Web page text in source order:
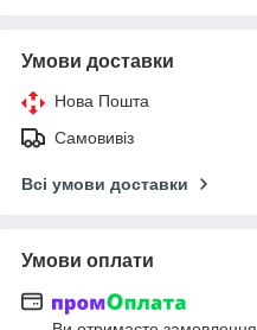
Умови доставки
Нова Пошта
Самовивіз
Всі умови доставки
Умови оплати